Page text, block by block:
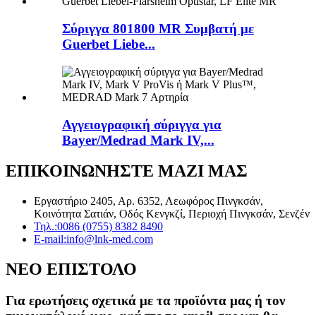
Σύριγγα 801800 MR Συμβατή με
Guerbet Liebe...
Αγγειογραφική σύριγγα για
Bayer/Medrad Mark IV,...
ΕΠΙΚΟΙΝΩΝΗΣΤΕ ΜΑΖΙ ΜΑΣ
Εργαστήριο 2405, Αρ. 6352, Λεωφόρος Πινγκσάν,
Κοινότητα Σατιάν, Οδός Κενγκζί, Περιοχή Πινγκσάν, Σενζέν
Τηλ.:0086 (0755) 8382 8490
E-mail:info@lnk-med.com
ΝΕΟ ΕΠΙΣΤΟΛΟ
Για ερωτήσεις σχετικά με τα προϊόντα μας ή τον